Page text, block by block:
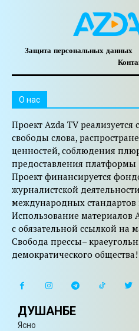
Защита персональных данных
O нас
Проект Azda TV
свободы слова,
ценностей, соблюдения
предоставления платформы
Проект финансируется
журналистской
международных стандартов
Использование материалов
с обязательной ссылкой на
Свобода прессы–
демократического общества!
ДУШАНБЕ
Ясно